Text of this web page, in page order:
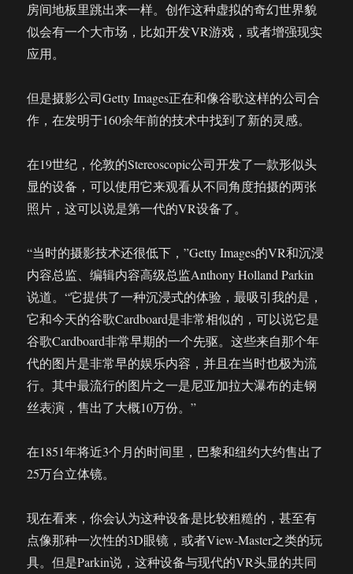
房间地板里跳出来一样。创作这种虚拟的奇幻世界貌
似会有一个大市场，比如开发VR游戏，或者增强现实
应用。
但是摄影公司Getty Images正在和像谷歌这样的公司合
作，在发明于160余年前的技术中找到了新的灵感。
在19世纪，伦敦的Stereoscopic公司开发了一款形似头
显的设备，可以使用它来观看从不同角度拍摄的两张
照片，这可以说是第一代的VR设备了。
“当时的摄影技术还很低下，”Getty Images的VR和沉浸
内容总监、编辑内容高级总监Anthony Holland Parkin
说道。“它提供了一种沉浸式的体验，最吸引我的是，
它和今天的谷歌Cardboard是非常相似的，可以说它是
谷歌Cardboard非常早期的一个先驱。这些来自那个年
代的图片是非常早的娱乐内容，并且在当时也极为流
行。其中最流行的图片之一是尼亚加拉大瀑布的走钢
丝表演，售出了大概10万份。”
在1851年将近3个月的时间里，巴黎和纽约大约售出了
25万台立体镜。
现在看来，你会认为这种设备是比较粗糙的，甚至有
点像那种一次性的3D眼镜，或者View-Master之类的玩
具。但是Parkin说，这种设备与现代的VR头显的共同